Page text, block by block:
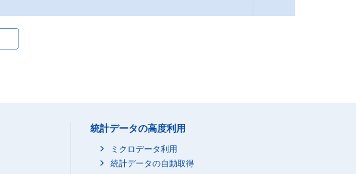
統計データの高度利用
ミクロデータ利用
統計データの自動取得